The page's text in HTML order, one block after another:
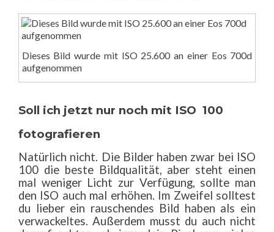
Dieses Bild wurde mit ISO 25.600 an einer Eos 700d
aufgenommen
Soll ich jetzt nur noch mit ISO 100
fotografieren
Natürlich nicht. Die Bilder haben zwar bei ISO
100 die beste Bildqualität, aber steht einen
mal weniger Licht zur Verfügung, sollte man
den ISO auch mal erhöhen. Im Zweifel solltest
du lieber ein rauschendes Bild haben als ein
verwackeltes. Außerdem musst du auch nicht